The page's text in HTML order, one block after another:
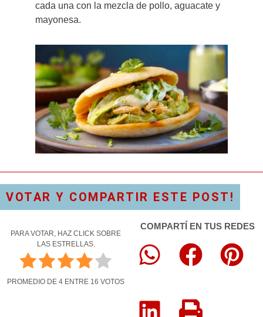
cada una con la mezcla de pollo, aguacate y
mayonesa.
VOTAR Y COMPARTIR ESTE POST!
PARA VOTAR, HAZ CLICK SOBRE
LAS ESTRELLAS.
PROMEDIO DE 4 ENTRE 16 VOTOS
COMPARTÍ EN TUS REDES